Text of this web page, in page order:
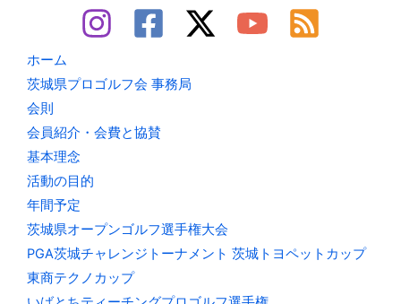
ホーム
茨城県プロゴルフ会 事務局
会則
会員紹介・会費と協賛
基本理念
活動の目的
年間予定
茨城県オープンゴルフ選手権大会
PGA茨城チャレンジトーナメント 茨城トヨペットカップ
東商テクノカップ